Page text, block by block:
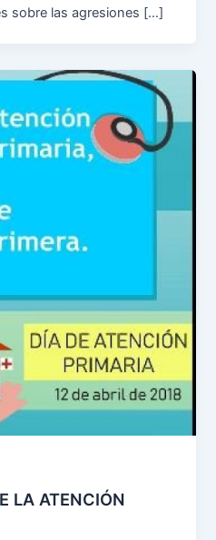
sobre las agresiones […]
LA ATENCIÓN